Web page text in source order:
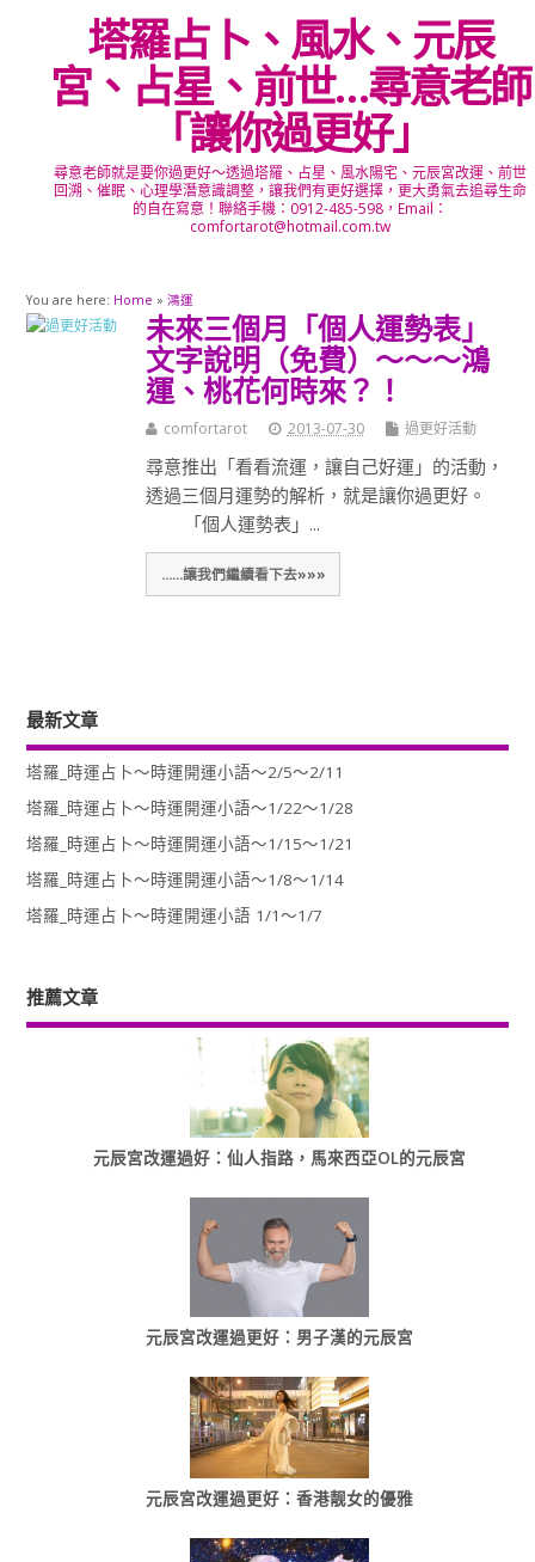
塔羅占卜、風水、元辰
宮、占星、前世…尋意老師
「讓你過更好」
尋意老師就是要你過更好～透過塔羅、占星、風水陽宅、元辰宮改運、前世
回溯、催眠、心理學潛意識調整，讓我們有更好選擇，更大勇氣去追尋生命
的自在寫意！聯絡手機：0912-485-598，Email：
comfortarot@hotmail.com.tw
You are here: Home » 鴻運
未來三個月「個人運勢表」
文字說明（免費）～～～鴻
運、桃花何時來？！
comfortarot 2013-07-30 過更好活動
尋意推出「看看流運，讓自己好運」的活動，
透過三個月運勢的解析，就是讓你過更好。
「個人運勢表」...
......讓我們繼續看下去»»»
最新文章
塔羅_時運占卜～時運開運小語～2/5～2/11
塔羅_時運占卜～時運開運小語～1/22～1/28
塔羅_時運占卜～時運開運小語～1/15～1/21
塔羅_時運占卜～時運開運小語～1/8～1/14
塔羅_時運占卜～時運開運小語 1/1～1/7
推薦文章
元辰宮改運過好：仙人指路，馬來西亞OL的元辰宮
元辰宮改運過更好：男子漢的元辰宮
元辰宮改運過更好：香港靓女的優雅